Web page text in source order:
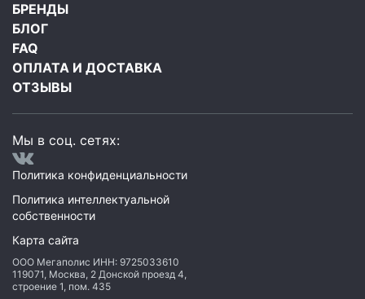
БРЕНДЫ
БЛОГ
FAQ
ОПЛАТА И ДОСТАВКА
ОТЗЫВЫ
Мы в соц. сетях:
Политика конфиденциальности
Политика интеллектуальной
собственности
Карта сайта
ООО Мегаполис ИНН: 9725033610
119071, Москва, 2 Донской проезд 4,
строение 1, пом. 435